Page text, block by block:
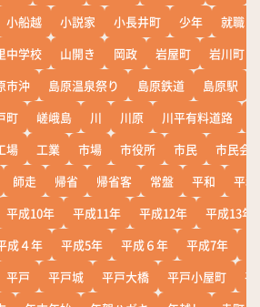
小船越 小説家 小長井町 少年
就職
中学校 山開き 岡政 岩屋町
岩川町
市沖 島原温泉祭り 島原鉄道 島原駅
町 嵯峨島 川 川原 川平有料道路
場 工業 市場 市役所 市民
市民会
師走 帰省 帰省客 常盤 平和
平
平成10年 平成11年 平成12年
平成13年
成４年 平成5年 平成６年 平成7年
平戸 平戸城 平戸大橋 平戸小屋町
平